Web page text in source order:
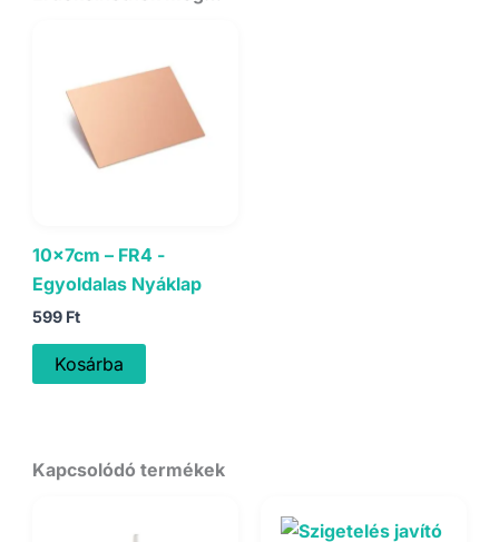
10x7cm – FR4 -
Egyoldalas Nyáklap
599 Ft
Kosárba
Kapcsolódó termékek